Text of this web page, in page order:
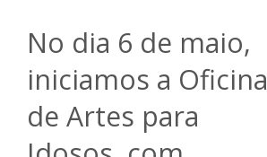
No dia 6 de maio,
iniciamos a Oficina
de Artes para